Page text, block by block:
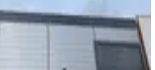
Ofisli 100kw Kiralık Fabrika
Saray Mahallesi